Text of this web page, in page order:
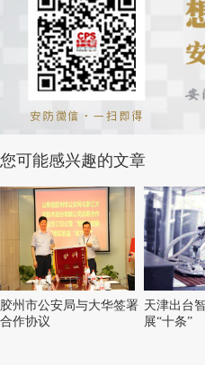
您可能感兴趣的文章
胶州市公安局与大华签署
合作协议
天津出台
展“十条”